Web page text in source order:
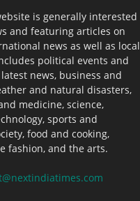
is generally interested
and featuring articles on
news as well as local
political events and
news, business and
and natural disasters,
medicine, science,
sports and
food and cooking,
fashion, and the arts.